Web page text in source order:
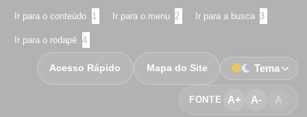
Ir para o conteúdo 1 Ir para o menu 2 Ir para a busca 3
Ir para o rodapé 4
FONTE A+ A- A
Acesso Rápido Mapa do Site Tema